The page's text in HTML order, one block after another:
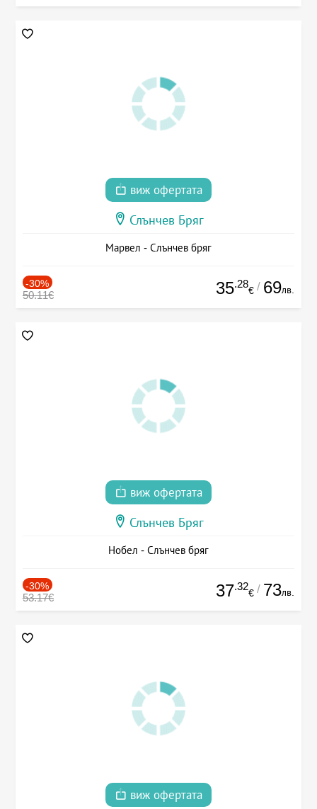
виж офертата
Слънчев Бряг
Марвел - Слънчев бряг
-30%
50.11€ 35.28
€ / 69лв.
виж офертата
Слънчев Бряг
Нобел - Слънчев бряг
-30%
53.17€ 37.32
€ / 73лв.
виж офертата